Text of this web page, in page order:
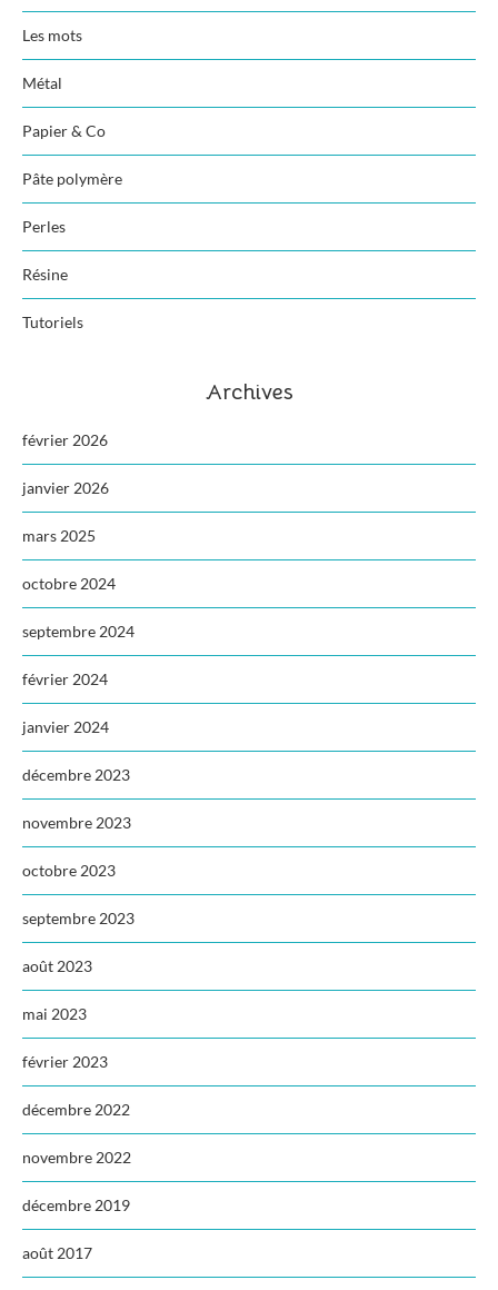
Les mots
Métal
Papier & Co
Pâte polymère
Perles
Résine
Tutoriels
Archives
février 2026
janvier 2026
mars 2025
octobre 2024
septembre 2024
février 2024
janvier 2024
décembre 2023
novembre 2023
octobre 2023
septembre 2023
août 2023
mai 2023
février 2023
décembre 2022
novembre 2022
décembre 2019
août 2017